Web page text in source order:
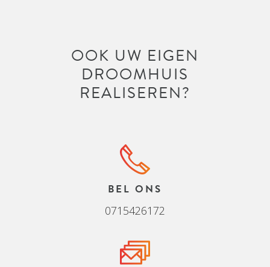
OOK UW EIGEN
DROOMHUIS
REALISEREN?
BEL ONS
0715426172